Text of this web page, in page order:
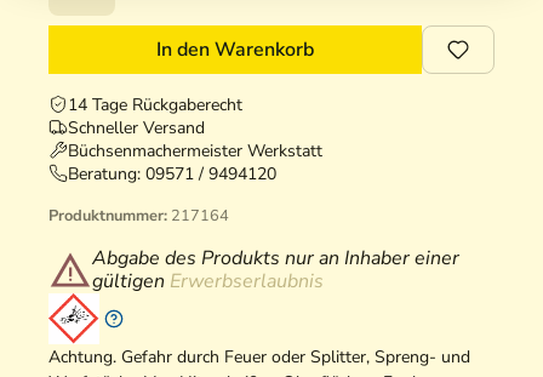
In den Warenkorb
14 Tage Rückgaberecht
Schneller Versand
Büchsenmachermeister Werkstatt
Beratung: 09571 / 9494120
Produktnummer: 217164
Abgabe des Produkts nur an Inhaber einer
gültigen Erwerbserlaubnis
Achtung. Gefahr durch Feuer oder Splitter, Spreng- und